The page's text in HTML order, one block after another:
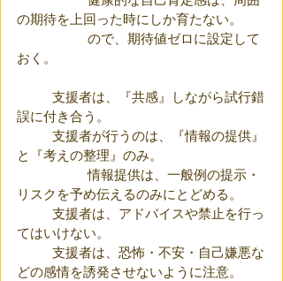
の期待を上回った時にしか育たない。
おく。
誤に付き合う。
と『考えの整理』のみ。
		情報提供は、一般例の提示・
リスクを予め伝えるのみにとどめる。
てはいけない。
どの感情を誘発させないように注意。